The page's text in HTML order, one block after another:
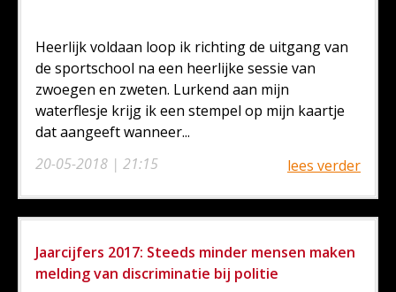
20-05-2018 | 21:15
Heerlijk voldaan loop ik richting de uitgang van
de sportschool na een heerlijke sessie van
zwoegen en zweten. Lurkend aan mijn
waterflesje krijg ik een stempel op mijn kaartje
dat aangeeft wanneer...
lees verder
Jaarcijfers 2017: Steeds minder mensen maken
melding van discriminatie bij politie